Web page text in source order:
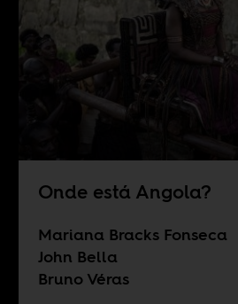
Onde está Angola?
Mariana Bracks Fonseca
John Bella
Bruno Véras